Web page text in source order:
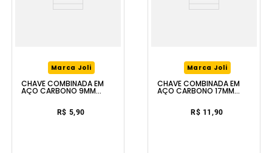
Marca Joli
CHAVE COMBINADA EM
AÇO CARBONO 9MM
FERRAPLUS
R$ 5,90
Marca Joli
CHAVE COMBINADA EM
AÇO CARBONO 17MM
FERRAPLUS
R$ 11,90